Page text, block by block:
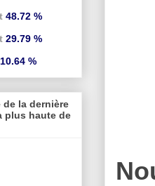
48.72 %
29.79 %
10.64 %
de la dernière
plus haute de